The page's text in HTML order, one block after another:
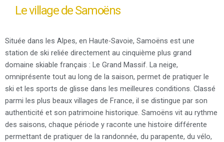
Le village de Samoëns
Située dans les Alpes, en Haute-Savoie, Samoëns est une
station de ski reliée directement au cinquième plus grand
domaine skiable français : Le Grand Massif. La neige,
omniprésente tout au long de la saison, permet de pratiquer le
ski et les sports de glisse dans les meilleures conditions. Classé
parmi les plus beaux villages de France, il se distingue par son
authenticité et son patrimoine historique. Samoëns vit au rythme
des saisons, chaque période y raconte une histoire différente
permettant de pratiquer de la randonnée, du parapente, du vélo,